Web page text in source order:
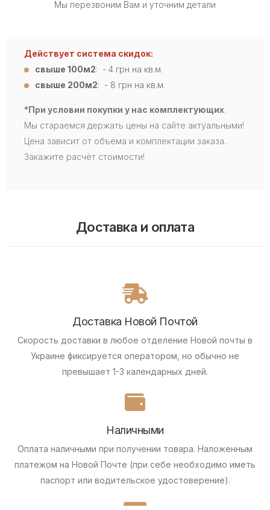
Мы перезвоним Вам и уточним детали
Действует система скидок:
свыше 100м2: - 4 грн на кв.м.
свыше 200м2: - 8 грн на кв.м.
*При условии покупки у нас комплектующих.
Мы стараемся держать цены на сайте актуальными!
Цена зависит от объема и комплектации заказа.
Закажите расчёт стоимости!
Доставка и оплата
Доставка Новой Почтой
Скорость доставки в любое отделение Новой почты в
Украине фиксируется оператором, но обычно не
превышает 1-3 календарных дней.
Наличными
Оплата наличными при получении товара. Наложенным
платежом на Новой Почте (при себе необходимо иметь
паспорт или водительское удостоверение).